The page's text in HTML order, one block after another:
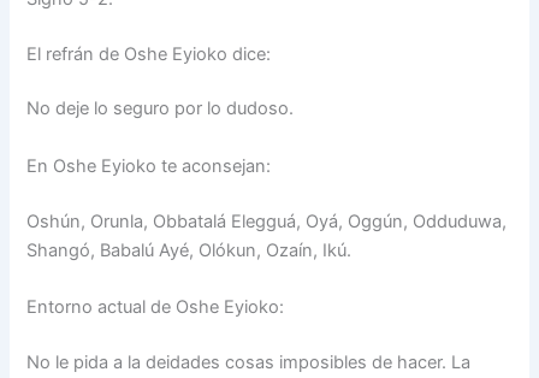
El refrán de Oshe Eyioko dice:
No deje lo seguro por lo dudoso.
En Oshe Eyioko te aconsejan:
Oshún, Orunla, Obbatalá Elegguá, Oyá, Oggún, Odduduwa,
Shangó, Babalú Ayé, Olókun, Ozaín, Ikú.
Entorno actual de Oshe Eyioko:
No le pida a la deidades cosas imposibles de hacer. La